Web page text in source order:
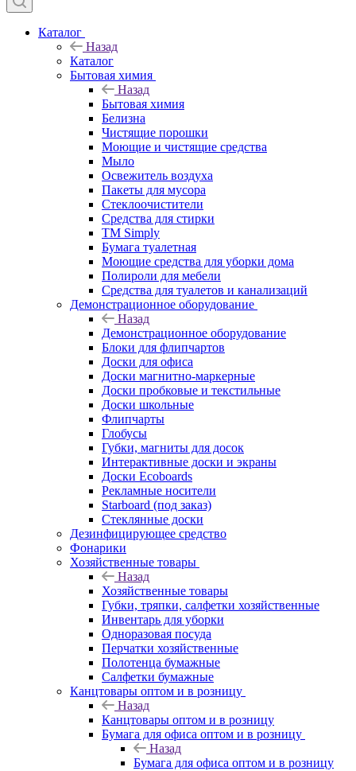
Каталог
Назад
Каталог
Бытовая химия
Назад
Бытовая химия
Белизна
Чистящие порошки
Моющие и чистящие средства
Мыло
Освежитель воздуха
Пакеты для мусора
Стеклоочистители
Средства для стирки
TM Simply
Бумага туалетная
Моющие средства для уборки дома
Полироли для мебели
Средства для туалетов и канализаций
Демонстрационное оборудование
Назад
Демонстрационное оборудование
Блоки для флипчартов
Доски для офиса
Доски магнитно-маркерные
Доски пробковые и текстильные
Доски школьные
Флипчарты
Глобусы
Губки, магниты для досок
Интерактивные доски и экраны
Доски Ecoboards
Рекламные носители
Starboard (под заказ)
Стеклянные доски
Дезинфицирующее средство
Фонарики
Хозяйственные товары
Назад
Хозяйственные товары
Губки, тряпки, салфетки хозяйственные
Инвентарь для уборки
Одноразовая посуда
Перчатки хозяйственные
Полотенца бумажные
Салфетки бумажные
Канцтовары оптом и в розницу
Назад
Канцтовары оптом и в розницу
Бумага для офиса оптом и в розницу
Назад
Бумага для офиса оптом и в розницу